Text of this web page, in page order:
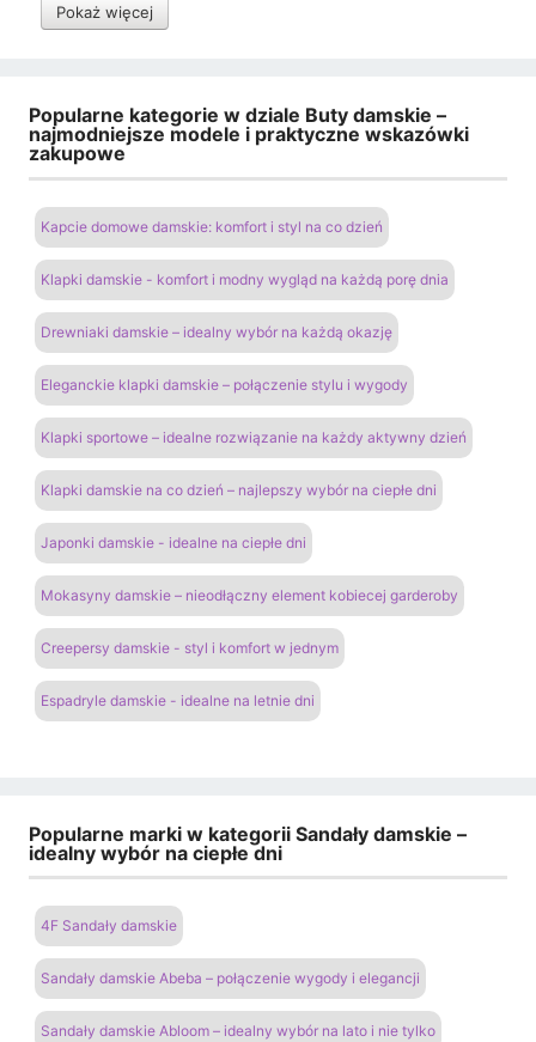
Pokaż więcej
Popularne kategorie w dziale Buty damskie –
najmodniejsze modele i praktyczne wskazówki
zakupowe
Kapcie domowe damskie: komfort i styl na co dzień
Klapki damskie - komfort i modny wygląd na każdą porę dnia
Drewniaki damskie – idealny wybór na każdą okazję
Eleganckie klapki damskie – połączenie stylu i wygody
Klapki sportowe – idealne rozwiązanie na każdy aktywny dzień
Klapki damskie na co dzień – najlepszy wybór na ciepłe dni
Japonki damskie - idealne na ciepłe dni
Mokasyny damskie – nieodłączny element kobiecej garderoby
Creepersy damskie - styl i komfort w jednym
Espadryle damskie - idealne na letnie dni
Popularne marki w kategorii Sandały damskie –
idealny wybór na ciepłe dni
4F Sandały damskie
Sandały damskie Abeba – połączenie wygody i elegancji
Sandały damskie Abloom – idealny wybór na lato i nie tylko